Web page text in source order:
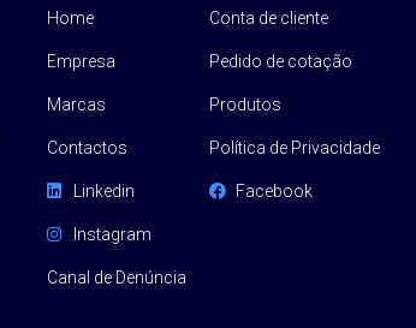
Home
Empresa
Marcas
Contactos
Linkedin
Instagram
Canal de Denúncia
Conta de cliente
Pedido de cotação
Produtos
Política de Privacidade
Facebook